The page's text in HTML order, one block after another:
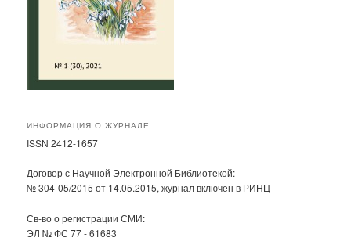
ИНФОРМАЦИЯ О ЖУРНАЛЕ
ISSN 2412-1657
Договор с Научной Электронной Библиотекой:
№ 304-05/2015 от 14.05.2015, журнал включен в РИНЦ
Св-во о регистрации СМИ:
ЭЛ № ФС 77 - 61683